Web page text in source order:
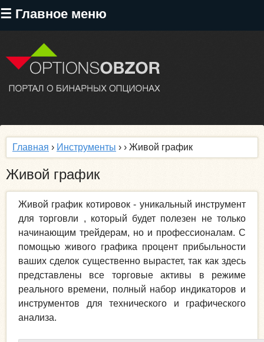
☰ Главное меню
Перейти
содержанию
Главная › Инструменты › › Живой график
Живой график
Живой график котировок - уникальный инструмент
для торговли , который будет полезен не только
начинающим трейдерам, но и профессионалам. С
помощью живого графика процент прибыльности
ваших сделок существенно вырастет, так как здесь
представлены все торговые активы в режиме
реального времени, полный набор индикаторов и
инструментов для технического и графического
анализа.